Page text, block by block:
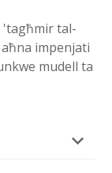
tal-
impenjati
mudell ta